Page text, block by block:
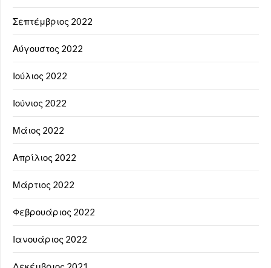
Σεπτέμβριος 2022
Αύγουστος 2022
Ιούλιος 2022
Ιούνιος 2022
Μάιος 2022
Απρίλιος 2022
Μάρτιος 2022
Φεβρουάριος 2022
Ιανουάριος 2022